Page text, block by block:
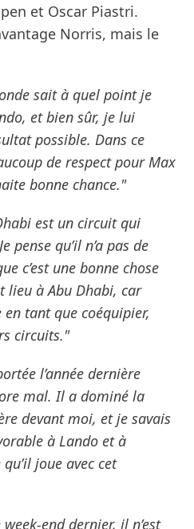
et Oscar Piastri.
Norris, mais le
sait à quel point je
et bien sûr, je lui
possible. Dans ce
de respect pour Max
bonne chance."
est un circuit qui
pense qu’il n’a pas de
c’est une bonne chose
à Abu Dhabi, car
en tant que coéquipier,
circuits."
l’année dernière
mal. Il a dominé la
devant moi, et je savais
à Lando et à
joue avec cet
end dernier, il n’est